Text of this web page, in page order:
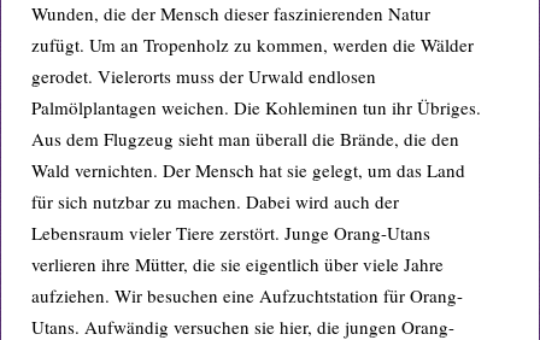
Wunden, die der Mensch dieser faszinierenden Natur
zufügt. Um an Tropenholz zu kommen, werden die Wälder
gerodet. Vielerorts muss der Urwald endlosen
Palmölplantagen weichen. Die Kohleminen tun ihr Übriges.
Aus dem Flugzeug sieht man überall die Brände, die den
Wald vernichten. Der Mensch hat sie gelegt, um das Land
für sich nutzbar zu machen. Dabei wird auch der
Lebensraum vieler Tiere zerstört. Junge Orang-Utans
verlieren ihre Mütter, die sie eigentlich über viele Jahre
aufziehen. Wir besuchen eine Aufzuchtstation für Orang-
Utans. Aufwändig versuchen sie hier, die jungen Orang-